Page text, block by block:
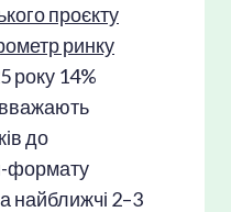
проєкту
ринку
року 14%
вважають
до
формату
найближчі 2–3